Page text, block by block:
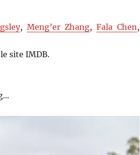
,Meng’er Zhang,Fala Chen ,
site IMDB.